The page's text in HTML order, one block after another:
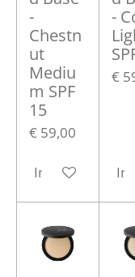
-
Chestn
ut
Mediu
m SPF
15
€ 59,00
In winkelwagen
-
€
In